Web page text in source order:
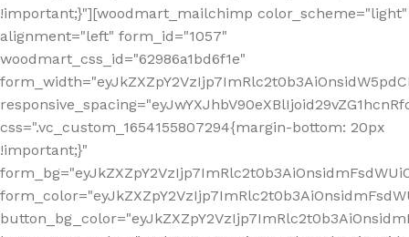
!important;}"][woodmart_mailchimp color_scheme="light"
alignment="left" form_id="1057"
woodmart_css_id="62986a1bd6f1e"
css=".vc_custom_1654155807294{margin-bottom: 20px
!important;}"